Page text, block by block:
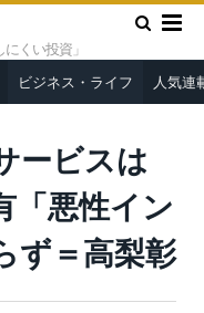
くい投資」
ビジネス・ライフ 人気連
値上がり、サービスは値下
らず＝高梨彰
ービスは
「悪性イン
ず＝高梨彰